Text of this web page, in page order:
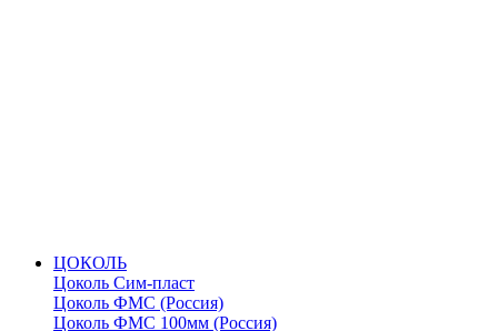
ЦОКОЛЬ
Цоколь Сим-пласт
Цоколь ФМС (Россия)
Цоколь ФМС 100мм (Россия)